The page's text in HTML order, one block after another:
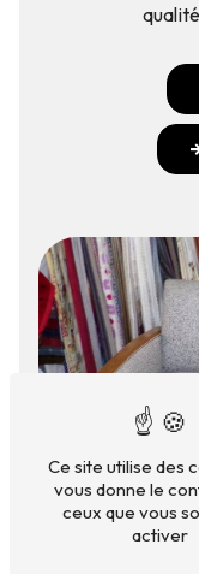
Ce site utilise des
vous donne le
ceux que vous
activer